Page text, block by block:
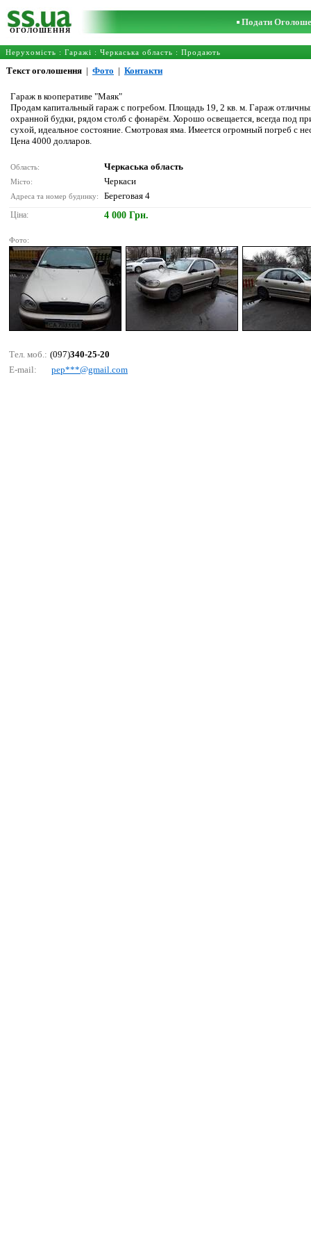
ОГОЛОШЕННЯ
Подати
Нерухомість : Гаражі : Черкаська область : Продають
Текст оголошення | Фото | Контакти
Гараж в кооперативе "Маяк"
Продам капитальный гараж с погребом. Площадь 19, 2 кв. м. Гараж
охранной будки, рядом столб с фонарём. Хорошо освещается, всегда под
сухой, идеальное состояние. Смотровая яма. Имеется огромный погреб с
Цена 4000 долларов.
Область: Черкаська область
Місто: Черкаси
Адреса та номер будинку: Береговая 4
Ціна: 4 000 Грн.
Фото:
Тел. моб.: (097)340-25-20
E-mail:
рер***@gmаil.соm